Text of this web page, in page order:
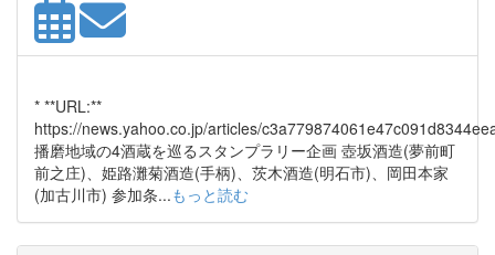
* **URL:**
https://news.yahoo.co.jp/articles/
播磨地域の4酒蔵を巡るスタンプラリー企画 壺坂酒造(夢前町
前之庄)、姫路灘菊酒造(手柄)、茨木酒造(明石市)、岡田本家
(加古川市) 参加条...もっと読む